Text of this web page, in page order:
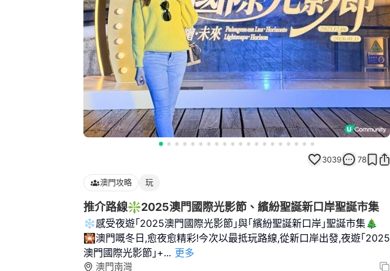
3039 78
澳門攻略 玩
推介路線❇️2025澳門國際光影節、繽紛聖誕新口岸聖誕市集
❄️感受夜遊｢2025澳門國際光影節｣與｢繽紛聖誕新口岸｣聖誕市集🎄
🎇澳門嘅冬日,愈夜愈精彩!今次以最抵玩路線,從新口岸出發,夜遊｢2025
澳門國際光影節｣+... 更多
澳門南灣